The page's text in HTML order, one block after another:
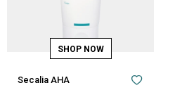
Secalia AHA